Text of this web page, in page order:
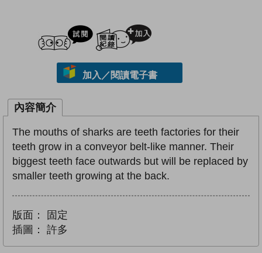
試閲
加入／閱讀電子書
內容簡介
The mouths of sharks are teeth factories for their
teeth grow in a conveyor belt-like manner. Their
biggest teeth face outwards but will be replaced by
smaller teeth growing at the back.
版面：
固定
插圖：
許多